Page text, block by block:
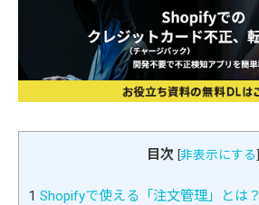
目次 [非表示にする]
1 Shopifyで使える「注文管理」とは？